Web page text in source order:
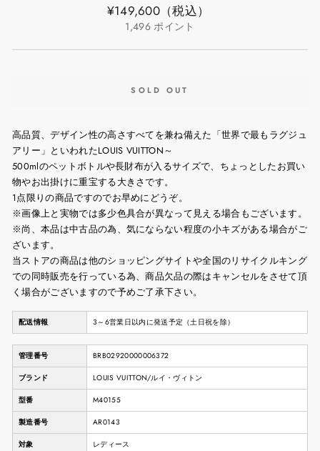
通
¥149,600 （税込）
1,496 ポイント
SOLD OUT
高品質、デザイン性の高さすべてを兼ね備えた「世界で最もラグジュ
アリー」といわれたLOUIS VUITTON～
500mlのペットボトルや長財布が入るサイズで、ちょっとしたお買い
物やお出掛けに重宝する大きさです。
1点限りの商品ですのでお早めにどうぞ。
※画像上と実物では多少色具合が異なって見える場合もございます。
※尚、本品は中古品の為、気にならない程度の小キズがある場合がご
ざいます。
当ストアの商品は他のショッピングサイトや全国のリサイクルキング
での同時販売を行っている為、商品欠品の際はキャンセルをさせて頂
く場合がございますので予めご了承下さい。
配送情報 3～6営業日以内に発送予定（土日祝を除）
管理番号 BRB02920000006372
ブランド LOUIS VUITTON/ルイ・ヴィトン
型番 M40155
製造番号 AR0143
対象 レディース